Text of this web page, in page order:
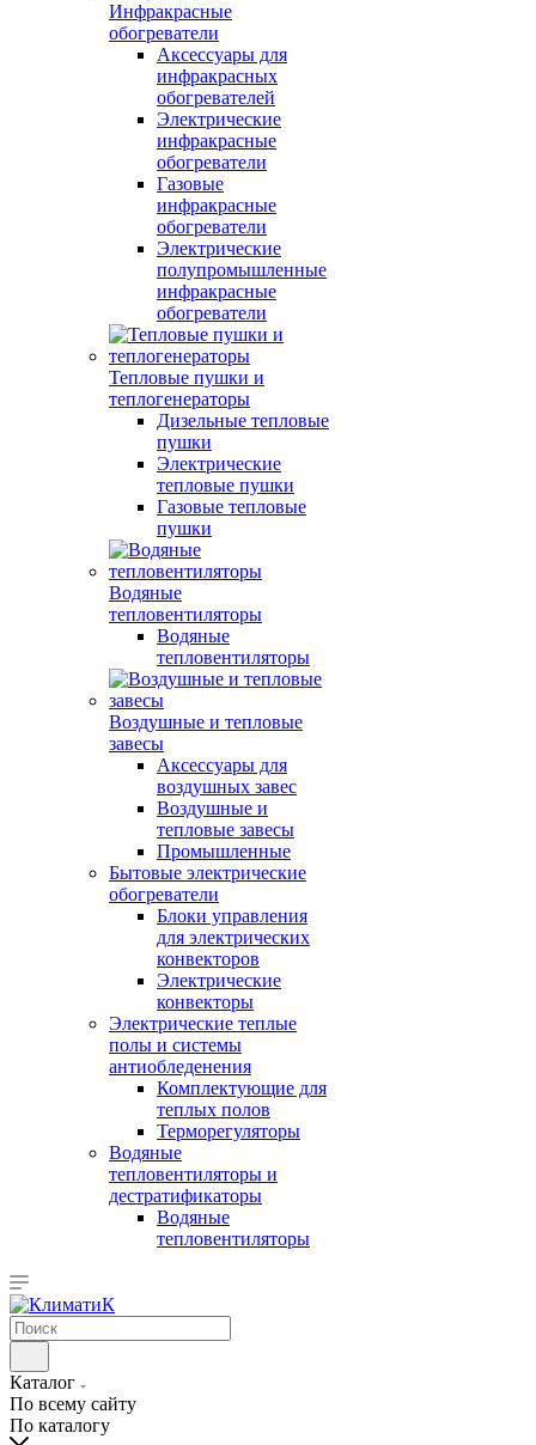
Инфракрасные
обогреватели
Аксессуары для
инфракрасных
обогревателей
Электрические
инфракрасные
обогреватели
Газовые
инфракрасные
обогреватели
Электрические
полупромышленные
инфракрасные
обогреватели
Тепловые пушки и
теплогенераторы
Дизельные тепловые
пушки
Электрические
тепловые пушки
Газовые тепловые
пушки
Водяные
тепловентиляторы
Водяные
тепловентиляторы
Воздушные и тепловые
завесы
Аксессуары для
воздушных завес
Воздушные и
тепловые завесы
Промышленные
Бытовые электрические
обогреватели
Блоки управления
для электрических
конвекторов
Электрические
конвекторы
Электрические теплые
полы и системы
антиобледенения
Комплектующие для
теплых полов
Терморегуляторы
Водяные
тепловентиляторы и
дестратификаторы
Водяные
тепловентиляторы
Каталог
По всему сайту
По каталогу